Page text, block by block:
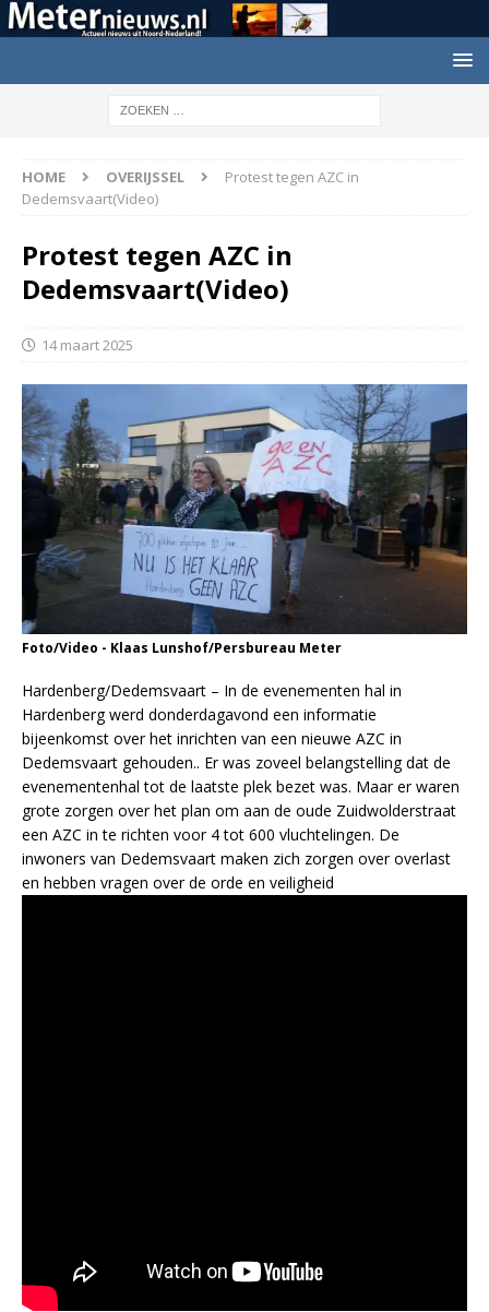
HOME OVERIJSSEL
Protest tegen AZC in
Dedemsvaart(Video)
Protest tegen AZC in
Dedemsvaart(Video)
14 maart 2025
Foto/Video - Klaas Lunshof/Persbureau Meter
Hardenberg/Dedemsvaart – In de evenementen hal in
Hardenberg werd donderdagavond een informatie
bijeenkomst over het inrichten van een nieuwe AZC in
Dedemsvaart gehouden.. Er was zoveel belangstelling dat de
evenementenhal tot de laatste plek bezet was. Maar er waren
grote zorgen over het plan om aan de oude Zuidwolderstraat
een AZC in te richten voor 4 tot 600 vluchtelingen. De
inwoners van Dedemsvaart maken zich zorgen over overlast
en hebben vragen over de orde en veiligheid